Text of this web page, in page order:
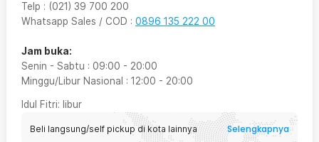
Telp : (021) 39 700 200
Whatsapp Sales / COD : 0896 135 222 00
Jam buka:
Senin - Sabtu : 09:00 - 20:00
Minggu/Libur Nasional : 12:00 - 20:00
Idul Fitri: libur
Beli langsung/self pickup di kota lainnya Selengkapnya